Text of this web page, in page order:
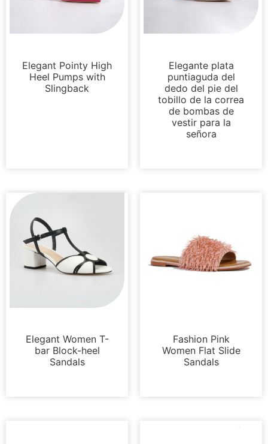
Elegant Pointy High
Heel Pumps with
Slingback
Elegante plata
puntiaguda del
dedo del pie del
tobillo de la correa
de bombas de
vestir para la
señora
Elegant Women T-
bar Block-heel
Sandals
Fashion Pink
Women Flat Slide
Sandals